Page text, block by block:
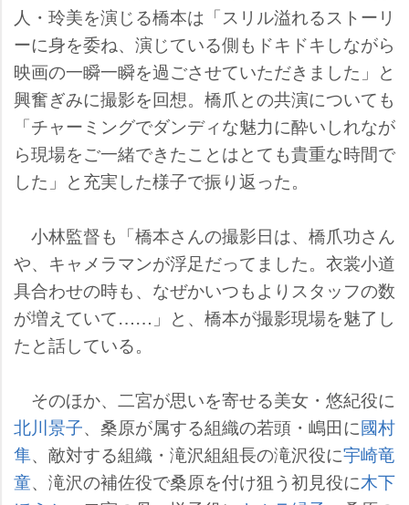
人・玲美を演じる橋本は「スリル溢れるストーリ
ーに身を委ね、演じている側もドキドキしながら
映画の一瞬一瞬を過ごさせていただきました」と
興奮ぎみに撮影を回想。橋爪との共演についても
「チャーミングでダンディな魅力に酔いしれなが
ら現場をご一緒できたことはとても貴重な時間で
した」と充実した様子で振り返った。
小林監督も「橋本さんの撮影日は、橋爪功さん
、キャメラマンが浮足だってました。衣裳小道
具合わせの時も、なぜかいつもよりスタッフの数
が増えていて……」と、橋本が撮影現場を魅了し
たと話している。
そのほか、二宮が思いを寄せる美女・悠紀役に
北川景子、桑原が属する組織の若頭・嶋田に國村
隼、敵対する組織・滝沢組組長の滝沢役に宇崎竜
童、滝沢の補佐役で桑原を付け狙う初見役に木下